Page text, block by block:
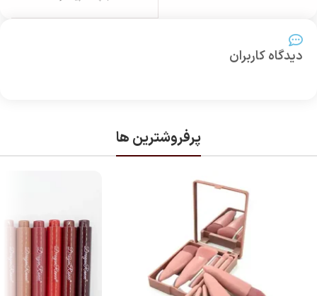
دیدگاه کاربران
پرفروشترین ها